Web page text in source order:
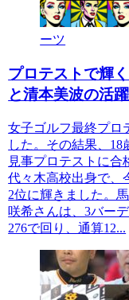
ーツ
プロテストで輝
と清本美波の活躍
女子ゴルフ最終プロ
した。その結果、
見事プロテストに合
代々木高校出身で、
2位に輝きました。
咲希さんは、3バー
276で回り、通算12...